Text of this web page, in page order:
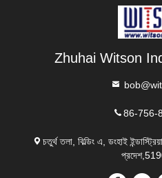
Zhuhai Witson
86-756-
চতুর্থ তলা, বিল্ডিং এ, ডংহাই